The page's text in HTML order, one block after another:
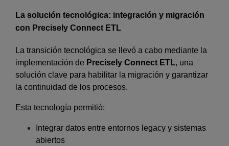
La solución tecnológica: integración y migración
con Precisely Connect ETL
La transición tecnológica se llevó a cabo mediante la
implementación de Precisely Connect ETL, una
solución clave para habilitar la migración y garantizar
la continuidad de los procesos.
Esta tecnología permitió:
Integrar datos entre entornos legacy y sistemas
abiertos